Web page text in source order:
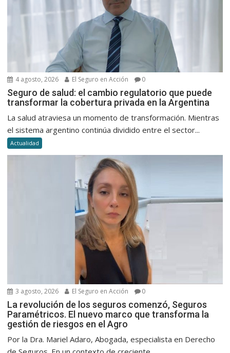
4 agosto, 2026 El Seguro en Acción 0
Seguro de salud: el cambio regulatorio que puede
transformar la cobertura privada en la Argentina
La salud atraviesa un momento de transformación. Mientras
el sistema argentino continúa dividido entre el sector...
Actualidad
3 agosto, 2026 El Seguro en Acción 0
La revolución de los seguros comenzó, Seguros
Paramétricos. El nuevo marco que transforma la
gestión de riesgos en el Agro
Por la Dra. Mariel Adaro, Abogada, especialista en Derecho